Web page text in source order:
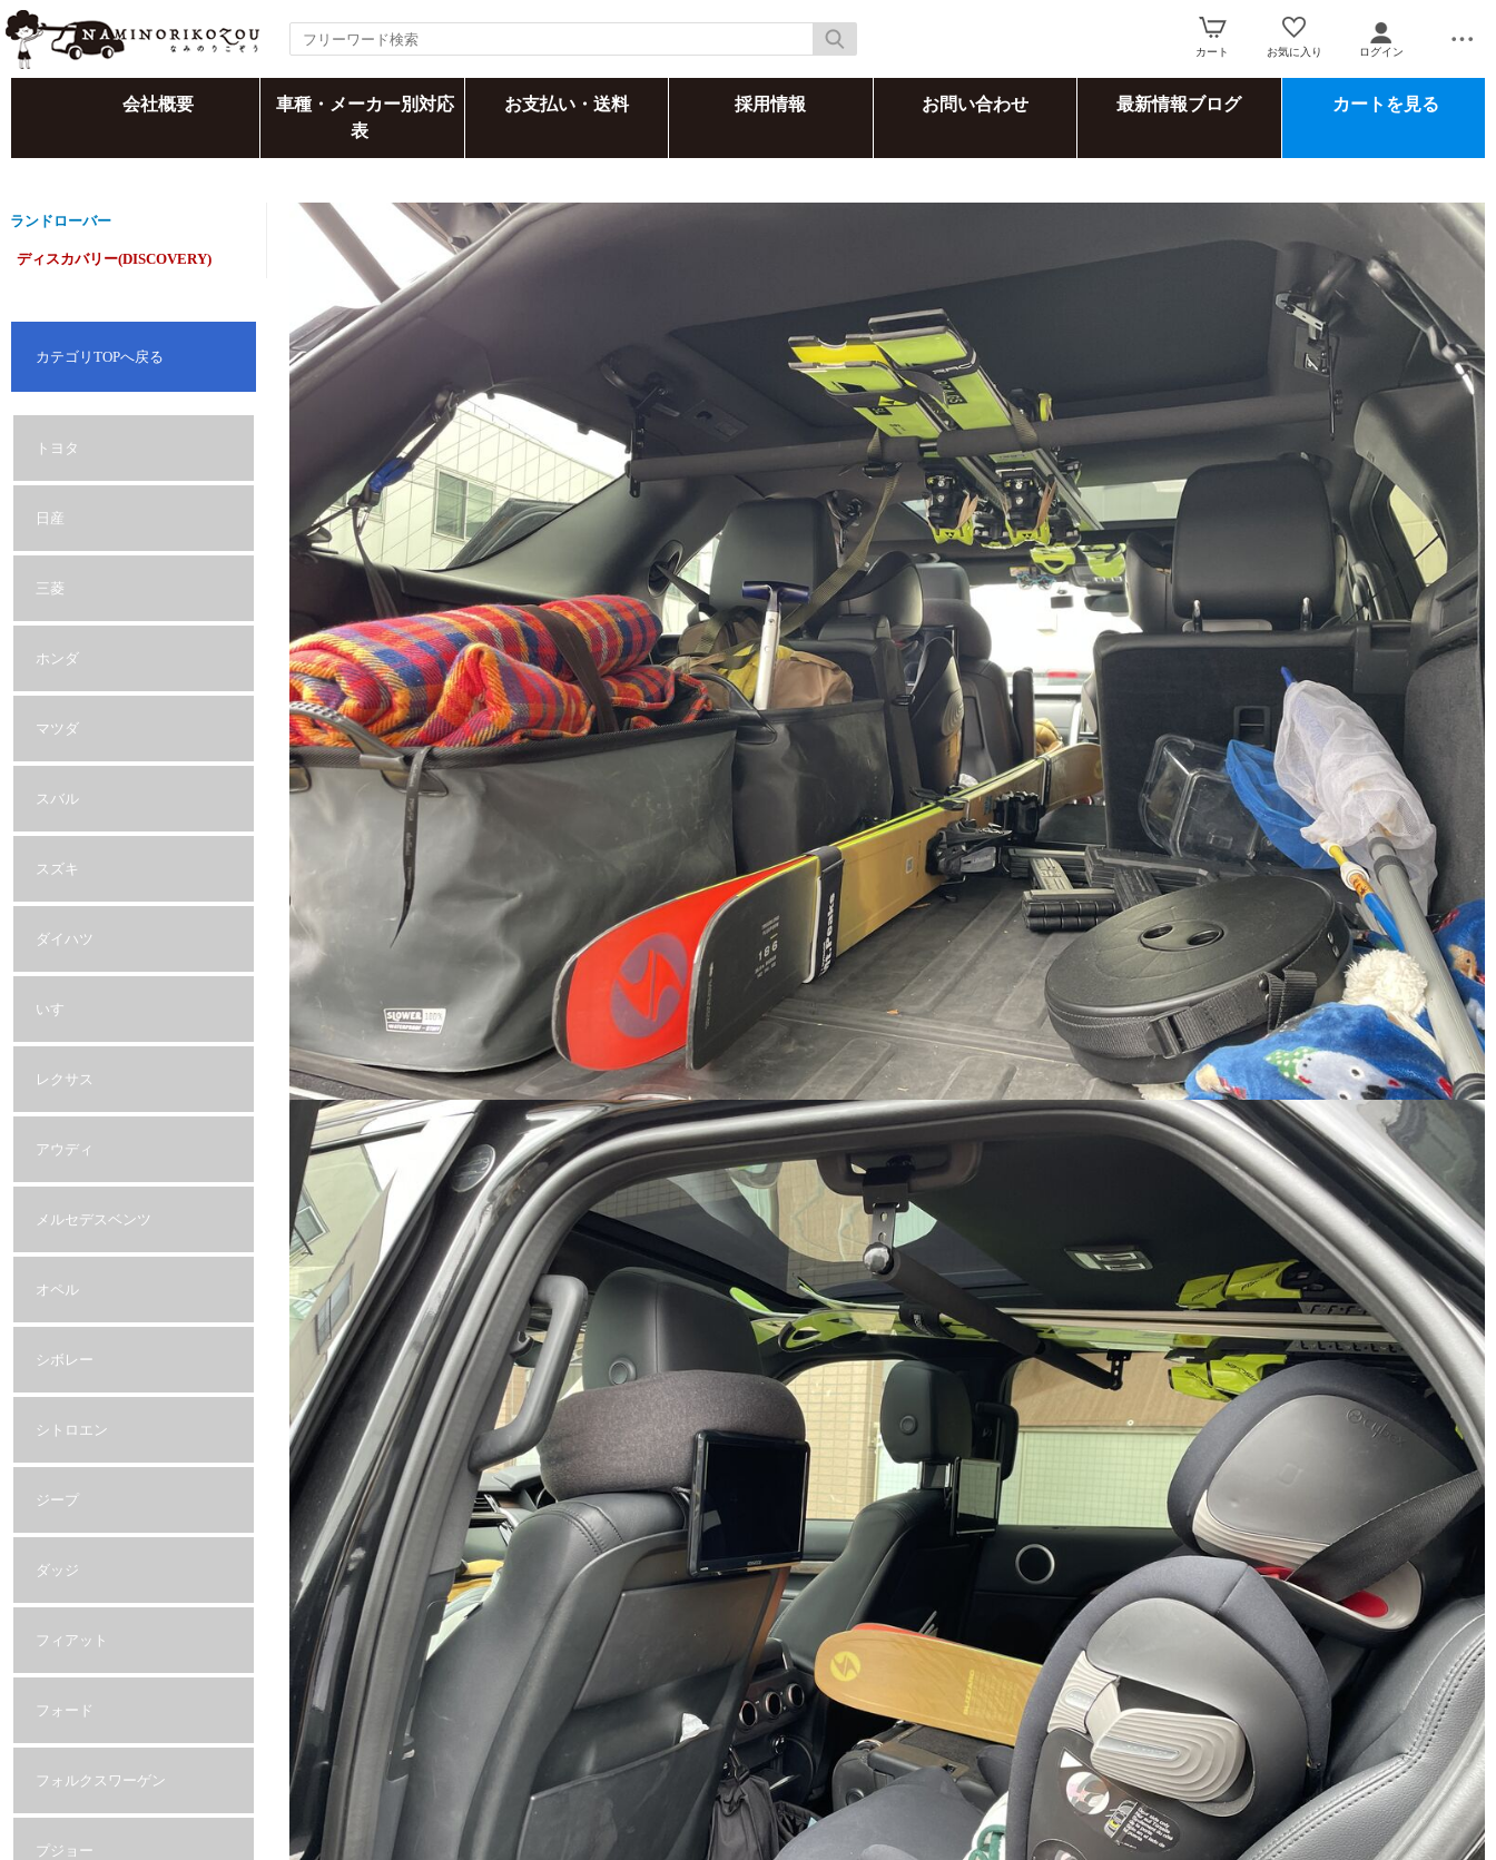
カート お気に入り ログイン
会社概要
車種・メーカー別対応
表
お支払い・送料 採用情報 お問い合わせ 最新情報ブログ カートを見る
ランドローバー
ディスカバリー(DISCOVERY)
カテゴリTOPへ戻る
トヨタ
日産
三菱
ホンダ
マツダ
スバル
スズキ
ダイハツ
いすゞ
レクサス
アウディ
メルセデスベンツ
オペル
シボレー
シトロエン
ジープ
ダッジ
フィアット
フォード
フォルクスワーゲン
プジョー